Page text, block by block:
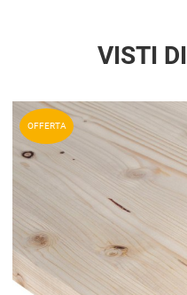
VISTI
OFFERTA